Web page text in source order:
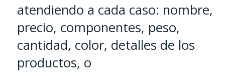
atendiendo a cada caso: nombre,
precio, componentes, peso,
cantidad, color, detalles de los
productos, o